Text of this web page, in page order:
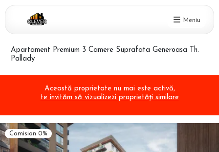
Meniu
Apartament Premium 3 Camere Suprafata Generoasa Th.
Pallady
Această proprietate nu mai este activă,
te invităm să vizualizezi proprietăți similare
Comision 0%